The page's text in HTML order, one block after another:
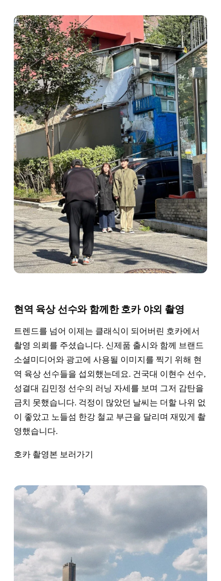
현역 육상 선수와 함께한 호카 야외 촬영
트렌드를 넘어 이제는 클래식이 되어버린 호카에서
촬영 의뢰를 주셨습니다. 신제품 출시와 함께 브랜드
소셜미디어와 광고에 사용될 이미지를 찍기 위해 현
역 육상 선수들을 섭외했는데요. 건국대 이현수 선수,
성결대 김민정 선수의 러닝 자세를 보며 그저 감탄을
금치 못했습니다. 걱정이 많았던 날씨는 더할 나위 없
이 좋았고 노들섬 한강 철교 부근을 달리며 재밌게 촬
영했습니다.
호카 촬영본 보러가기